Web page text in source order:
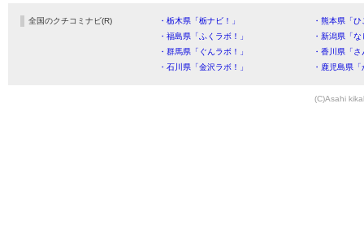
全国のクチコミナビ(R) ・栃木県「栃ナビ！」
・熊本県「
・福島県「ふくラボ！」
・新潟県「
・群馬県「ぐんラボ！」
・香川県「
・石川県「金沢ラボ！」
・鹿児島県
(C)Asahi